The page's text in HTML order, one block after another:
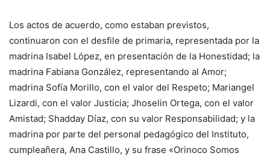
Los actos de acuerdo, como estaban previstos,
continuaron con el desfile de primaria, representada por la
madrina Isabel López, en presentación de la Honestidad; la
madrina Fabiana González, representando al Amor;
madrina Sofía Morillo, con el valor del Respeto; Mariangel
Lizardi, con el valor Justicia; Jhoselin Ortega, con el valor
Amistad; Shadday Díaz, con su valor Responsabilidad; y la
madrina por parte del personal pedagógico del Instituto,
cumpleañera, Ana Castillo, y su frase «Orinoco Somos